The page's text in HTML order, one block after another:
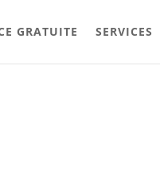
GRATUITE SERVICES